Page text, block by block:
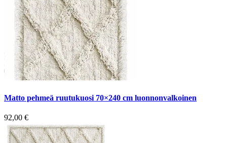
Matto pehmeä ruutukuosi 70×240 cm luonnonvalkoinen
92,00 €